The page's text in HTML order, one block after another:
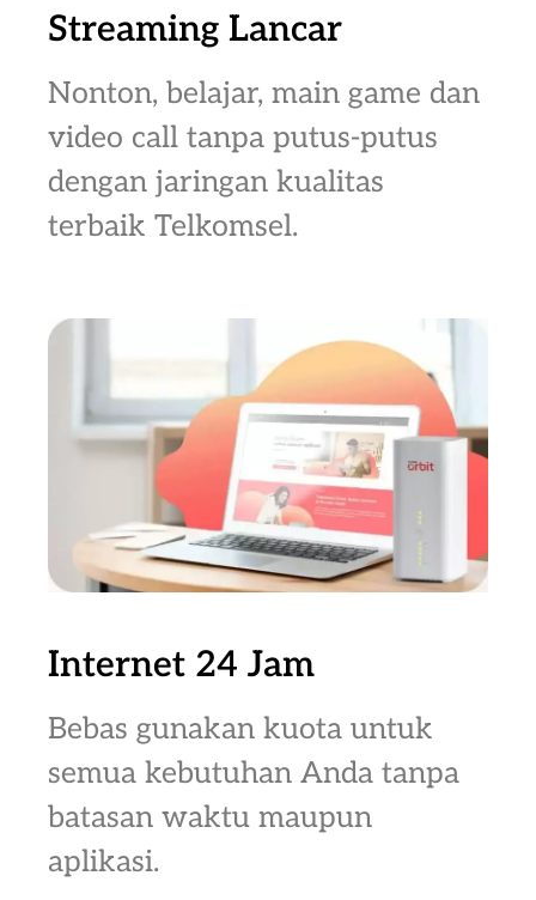
Streaming Lancar
Nonton, belajar, main game dan
video call tanpa putus-putus
dengan jaringan kualitas
terbaik Telkomsel.
Internet 24 Jam
Bebas gunakan kuota untuk
semua kebutuhan Anda tanpa
batasan waktu maupun
aplikasi.